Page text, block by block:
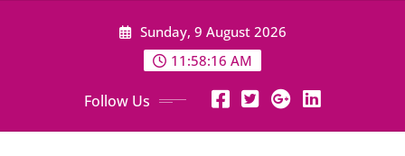
Sunday, 9 August 2026
11:58:17 AM
Follow Us